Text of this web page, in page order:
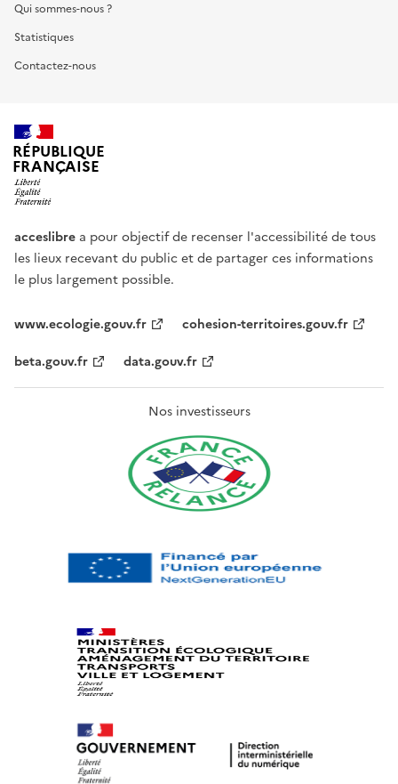
Qui sommes-nous ?
Statistiques
Contactez-nous
RÉPUBLIQUE
FRANÇAISE
acceslibre a pour objectif de recenser l'accessibilité de tous
les lieux recevant du public et de partager ces informations
le plus largement possible.
www.ecologie.gouv.fr
cohesion-territoires.gouv.fr
beta.gouv.fr
data.gouv.fr
Nos investisseurs